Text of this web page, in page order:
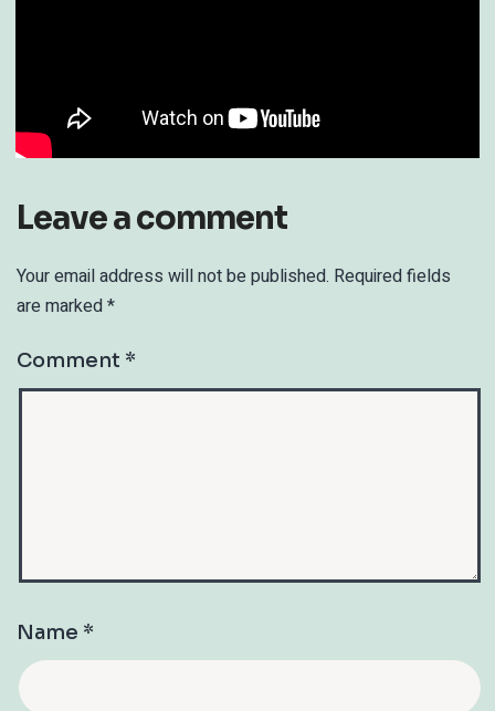
Leave a comment
Your email address will not be published. Required fields
are marked*
Comment *
Name *